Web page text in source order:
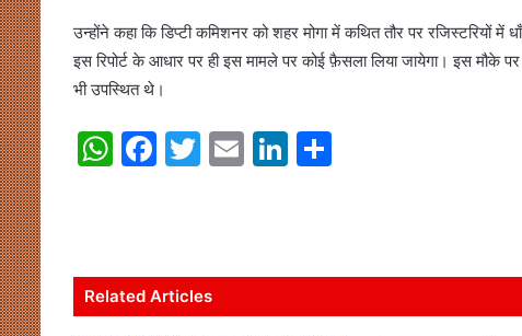
उन्होंने कहा कि डिप्टी कमिशनर को शहर मोगा में कथित तौर पर रजिस्टरियों
इस रिपोर्ट के आधार पर ही इस मामले पर कोई फ़ैसला लिया जायेगा। इस मौके
भी उपस्थित थे।
W
A
p
F
b
o
T
E
Li
dI
n
Related Articles